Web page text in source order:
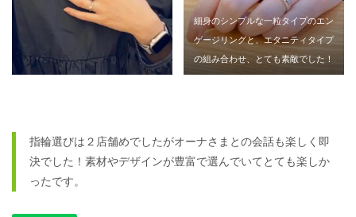
細身のシンプルな一粒タイプのエン
ゲージリングと、エタニティタイプ
の組み合わせ、とても素敵でした！
指輪選びは２店舗めでしたがオーナさまとの会話も楽しく即
決でした！素材やデザインが豊富で選んでいてとても楽しか
ったです。